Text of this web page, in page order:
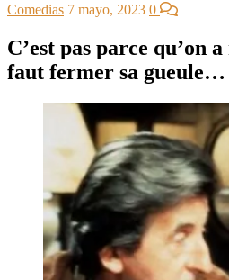
Comedias 7 mayo, 2023 0
C’est pas parce qu’on
faut fermer sa gueule…